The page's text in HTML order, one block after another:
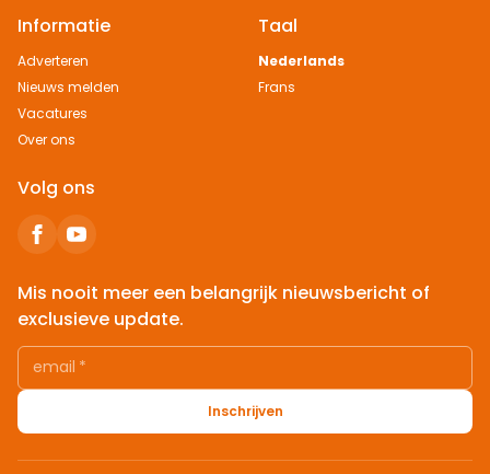
Informatie
Adverteren
Nieuws melden
Vacatures
Over ons
Taal
Nederlands
Frans
Volg ons
Mis nooit meer een belangrijk nieuwsbericht of
exclusieve update.
email *
Inschrijven